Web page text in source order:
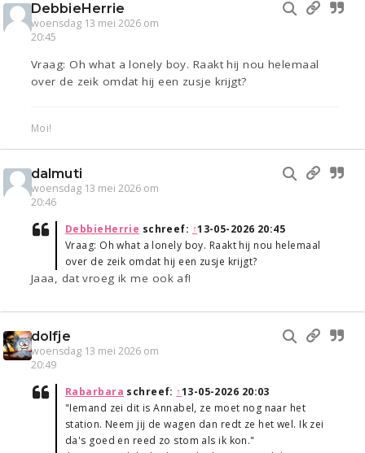
DebbieHerrie
woensdag 13 mei 2026 om
20:45
Vraag: Oh what a lonely boy. Raakt hij nou helemaal
over de zeik omdat hij een zusje krijgt?
Moi!
dalmuti
woensdag 13 mei 2026 om
20:46
DebbieHerrie schreef: ↑13-05-2026 20:45
Vraag: Oh what a lonely boy. Raakt hij nou helemaal
over de zeik omdat hij een zusje krijgt?
Jaaa, dat vroeg ik me ook af!
dolfje
woensdag 13 mei 2026 om
20:49
Rabarbara schreef: ↑13-05-2026 20:03
"Iemand zei dit is Annabel, ze moet nog naar het
station. Neem jij de wagen dan redt ze het wel. Ik zei
da's goed en reed zo stom als ik kon."